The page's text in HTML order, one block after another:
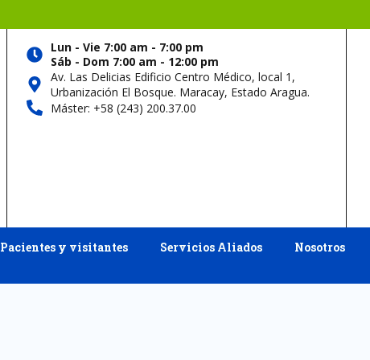
Lun - Vie 7:00 am - 7:00 pm
Sáb - Dom 7:00 am - 12:00 pm
Av. Las Delicias Edificio Centro Médico, local 1,
Urbanización El Bosque. Maracay, Estado Aragua.
Máster: +58 (243) 200.37.00
Pacientes y visitantes Servicios Aliados Nosotros